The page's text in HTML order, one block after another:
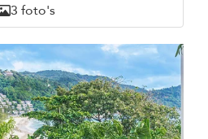
3 foto's